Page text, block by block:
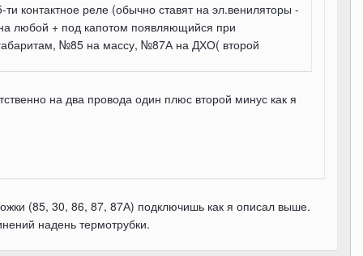
контактное реле (обычно ставят на эл.вениляторы -
любой + под капотом появляющийся при
№85 на массу, №87А на ДХО( второй
на два провода один плюс второй минус как я
(85, 30, 86, 87, 87А) подключишь как я описал выше.
надень термотрубки.